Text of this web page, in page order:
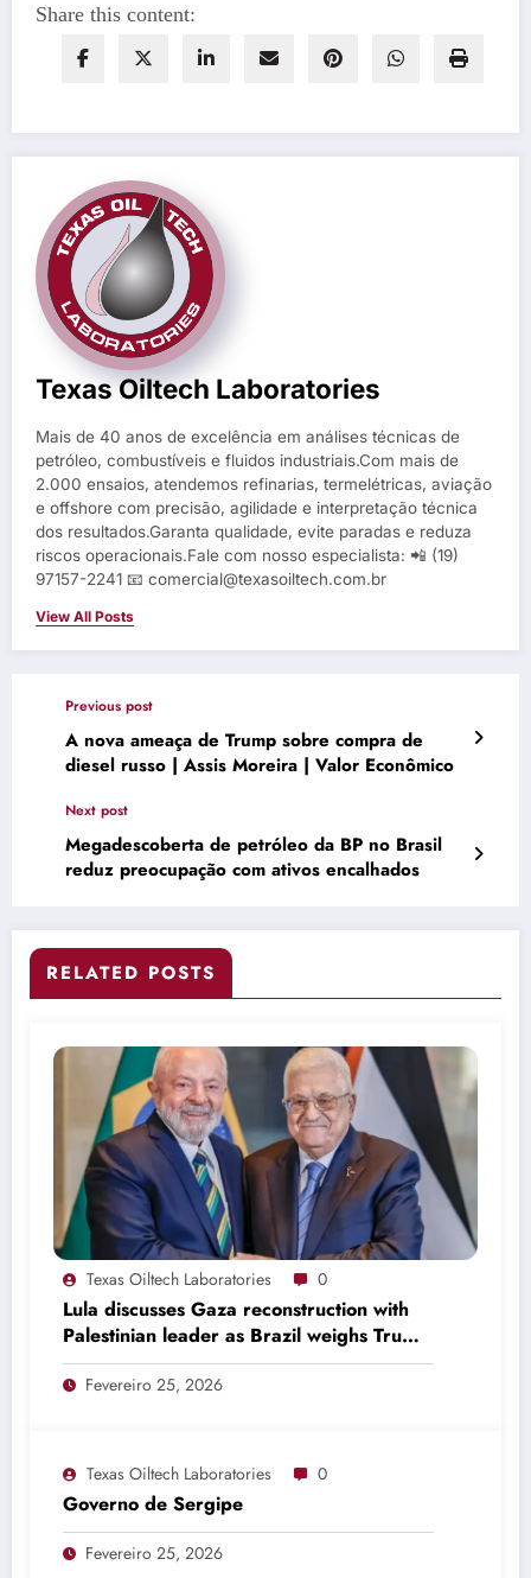
Share this content:
Texas Oiltech Laboratories
Mais de 40 anos de excelência em análises técnicas de
petróleo, combustíveis e fluidos industriais.Com mais de
2.000 ensaios, atendemos refinarias, termelétricas, aviação
e offshore com precisão, agilidade e interpretação técnica
dos resultados.Garanta qualidade, evite paradas e reduza
riscos operacionais.Fale com nosso especialista: 📲 (19)
97157-2241 📧 comercial@texasoiltech.com.br
View All Posts
Previous post
A nova ameaça de Trump sobre compra de
diesel russo | Assis Moreira | Valor Econômico
Next post
Megadescoberta de petróleo da BP no Brasil
reduz preocupação com ativos encalhados
RELATED POSTS
Texas Oiltech Laboratories 0
Lula discusses Gaza reconstruction with
Palestinian leader as Brazil weighs Trump
invitation
Fevereiro 25, 2026
Texas Oiltech Laboratories 0
Governo de Sergipe
Fevereiro 25, 2026